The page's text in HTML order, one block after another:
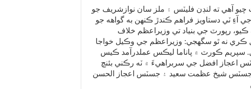
آهي ته لنڊن فليٽس ۽ ملز سان نوازشريف جو
جي آءِ ٽي دستاويز فراهم ڪندڙ ڪنهن به گواهه جو
ڪيو، رپورٽ جي بنياد تي وزيراعظم خلاف
ڪري نه ٿو سگهجي: وزيراعظم جي وڪيل خواجا
سپريم ڪورٽ ۾ پاناما ليڪس عملدرآمد ڪيس
اعجاز افضل جي سربراهيءَ ۾ ٽه رڪني بئنچ
جسٽس شيخ عظمت سعيد ۽ جسٽس اعجاز الحسن